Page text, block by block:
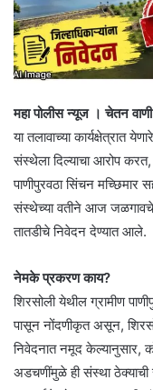
महा पोलीस न्यूज । चेतन
या तलावाच्या कार्यक्षेत्रात
संस्थेला दिल्याचा आरोप करत,
पाणीपुरवठा सिंचन मच्छिमार
संस्थेच्या वतीने आज जळगावचे
तातडीचे निवेदन देण्यात आले.
नेमके प्रकरण काय?
शिरसोली येथील ग्रामीण
पासून नोंदणीकृत असून,
निवेदनात नमूद केल्यानुसार,
अडचणींमुळे ही संस्था